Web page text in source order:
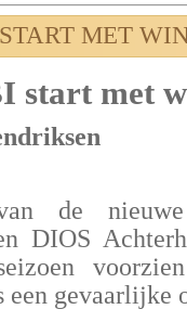
MET
start met
de nieuwe
DIOS
een gevaarlijke